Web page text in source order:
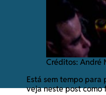
Créditos: André
Está sem tempo para
veja neste post como